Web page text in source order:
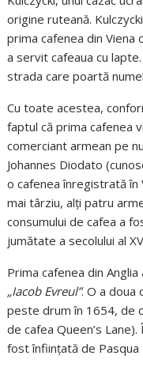
origine ruteană.
prima cafenea din
a servit cafeaua cu
strada care poartă
Cu toate acestea,
faptul că prima cafenea
comerciant armean pe
Johannes Diodato
o cafenea înregistrată în
mai târziu, alți patru
consumului de cafea a
jumătate a secolului al
Prima cafenea din
„Iacob Evreul”. O a doua
peste drum în 1654, de
de cafea Queen’s
fost înființată de Pasqua